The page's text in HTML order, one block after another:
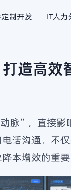
制开发 IT人力
储 HOT
造高效
脉”，直接影
话沟通，不
本增效的重要